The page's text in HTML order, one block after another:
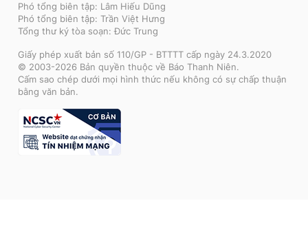
Phó tổng biên tập: Lâm Hiếu Dũng
Phó tổng biên tập: Trần Việt Hưng
Tổng thư ký tòa soạn: Đức Trung
Giấy phép xuất bản số 110/GP - BTTTT cấp ngày 24.3.2020
© 2003-2026 Bản quyền thuộc về Báo Thanh Niên.
Cấm sao chép dưới mọi hình thức nếu không có sự chấp thuận
bằng văn bản.